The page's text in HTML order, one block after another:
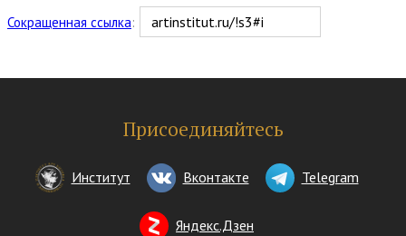
Сокращенная ссылка:
Присоединяйтесь
Институт Вконтакте Telegram
Яндекс.Дзен